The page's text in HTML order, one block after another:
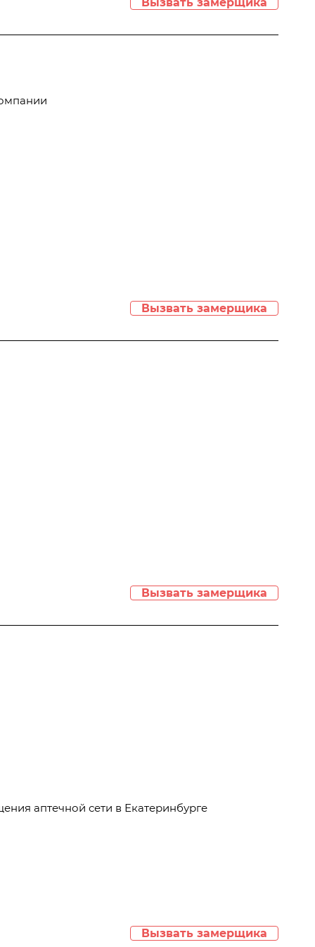
Вызвать замерщика
Вызвать замерщика
аптечной сети в Екатеринбурге
Вызвать замерщика